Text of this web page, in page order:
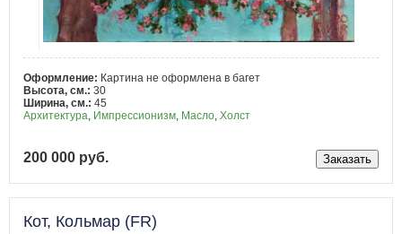
Оформление: Картина не оформлена в багет
Высота, см.: 30
Ширина, см.: 45
Архитектура Импрессионизм Масло Холст
200 000 руб.
Кот, Кольмар (FR)